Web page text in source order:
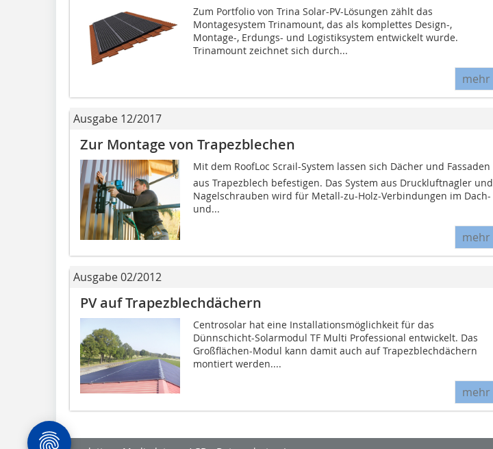
Zum Port­folio von Trina Solar-PV-Lösungen zählt das
Montagesystem Trinamount, das als komplettes Design-,
Montage-, Erdungs- und Logistiksystem entwickelt wurde.
Trinamount zeichnet sich durch...
mehr
Ausgabe 12/2017
Zur Montage von Trapezblechen
Mit dem RoofLoc Scrail-System lassen sich Dächer und Fassaden
aus Trapezblech befestigen. Das System aus Druckluftnagler und
Nagelschrauben wird für Metall-zu-Holz-Verbindungen im Dach-
und...
mehr
Ausgabe 02/2012
PV auf Trapezblechdächern
Centrosolar hat eine Installationsmöglichkeit für das
Dünnschicht-Solarmodul TF Multi Professional entwickelt. Das
Großflächen-Modul kann damit auch auf Trapezblechdächern
montiert werden....
mehr